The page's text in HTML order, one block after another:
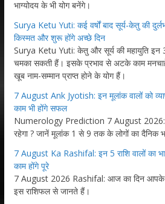
भाग्योदय के भी योग बनेंगे।
Surya Ketu Yuti: कई वर्षों बाद सूर्य-केतु की
किस्मत और शुरू होंगे अच्छे दिन
Surya Ketu Yuti: केतु और सूर्य की महायुति इन 3
चमका सकती हैं। इसके प्रभाव से अटके काम
खूब नाम-सम्मान प्राप्त होने के योग हैं।
7 August Ank Jyotish: इन मूलांक वालों को
काम भी होंगे सफल
Numerology Prediction 7 August
रहेगा ? जानें मूलांक 1 से 9 तक के लोगों का दैनिक
7 August Ka Rashifal: इन 5 राशि वालों का
काम होंगे पूरे
7 August 2026 Rashifal: आज का दिन आपके
इस राशिफल से जानते हैं।